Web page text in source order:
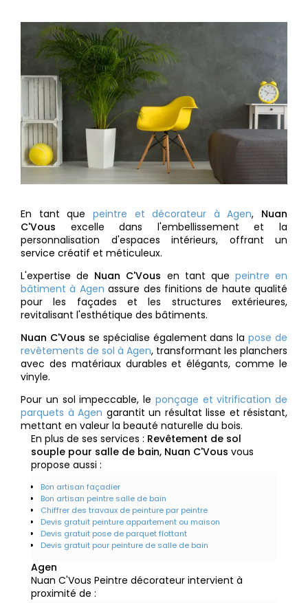
En tant que peintre et décorateur à Agen, Nuan
C'Vous excelle dans l'embellissement et la
personnalisation d'espaces intérieurs, offrant un
service créatif et méticuleux.
L'expertise de Nuan C'Vous en tant que peintre en
bâtiment à Agen assure des finitions de haute qualité
pour les façades et les structures extérieures,
revitalisant l'esthétique des bâtiments.
Nuan C'Vous se spécialise également dans lapose de
revêtements de sol à Agen, transformant les planchers
avec des matériaux durables et élégants, comme le
vinyle.
Pour un sol impeccable, le ponçage et vitrification de
parquets à Agen garantit un résultat lisse et résistant,
mettant en valeur la beauté naturelle du bois.
En plus de ses services : Revêtement de sol
souple pour salle de bain, Nuan C'Vous vous
propose aussi :
Bon artisan façadier
Bon artisan peintre salle de bain
Chiffrer des travaux de peinture par peintre
Devis gratuit peinture appartement ou maison
Devis gratuit pose de parquet flottant
Devis gratuit pour peinture de salle de bain
Agen
Nuan C'Vous Peintre décorateur intervient à
proximité de :